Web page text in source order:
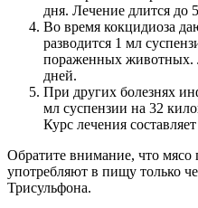
дня. Лечение длится до
Во время кокцидиоза
разводится 1 мл
пораженных животных.
дней.
При других болезнях
мл суспензии на 32
Курс лечения
Обратите внимание, что
употребляют в пищу только
Трисульфона.